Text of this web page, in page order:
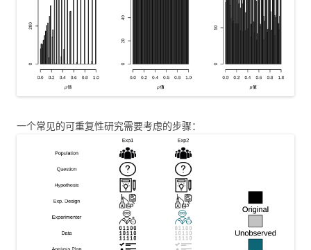
一个常见的可重复性研究需要考虑的步骤：